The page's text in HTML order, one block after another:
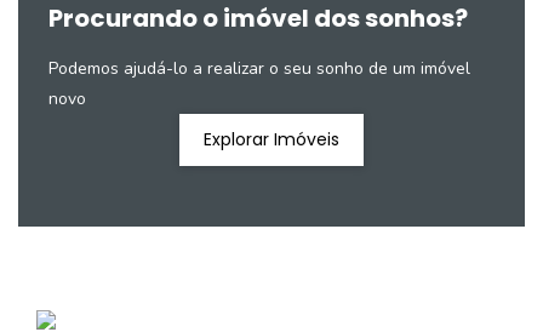
Procurando o imóvel dos sonhos?
Podemos ajudá-lo a realizar o seu sonho de um imóvel
novo
Explorar Imóveis